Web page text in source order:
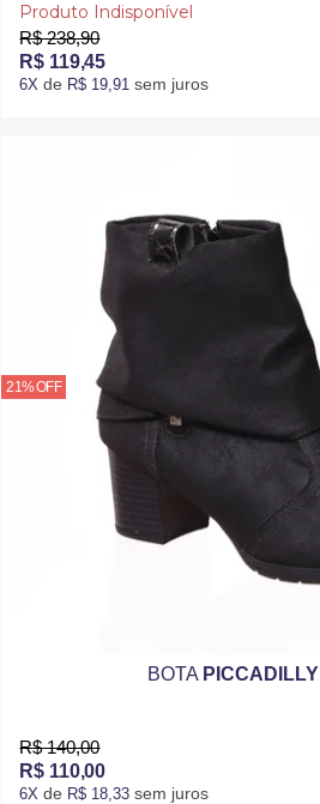
Produto Indisponível
R$ 238,90
R$ 119,45
6X de R$ 19,91 sem juros
21% OFF
BOTA PICCADILLY
R$ 140,00
R$ 110,00
6X de R$ 18,33 sem juros